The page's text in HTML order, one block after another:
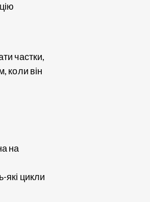
частки,
коли він
на
які цикли